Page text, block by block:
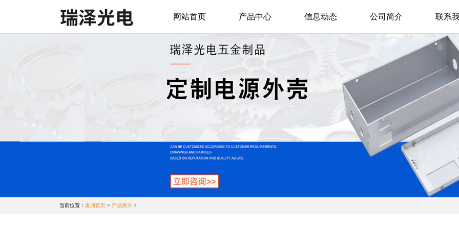
网站首页 产品中心 信息动态 公司简介 联系
当前位置： 返回首页> 产品展示>